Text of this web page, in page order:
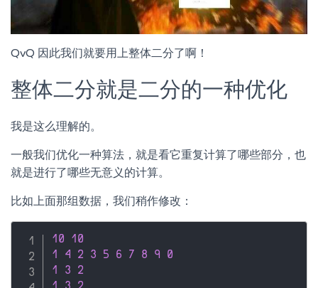
QvQ 因此我们就要用上整体二分了啊！
整体二分就是二分的一种优化
我是这么理解的。
一般我们优化一种算法，就是看它重复计算了哪些部分，也
就是进行了哪些无意义的计算。
比如上面那组数据，我们稍作修改：
10
10
1
4 2 3 5 6 7 8 9
0
1
3
2